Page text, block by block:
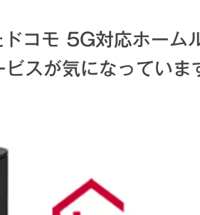
ドコモ 5G対応ホー
スが気になっていま